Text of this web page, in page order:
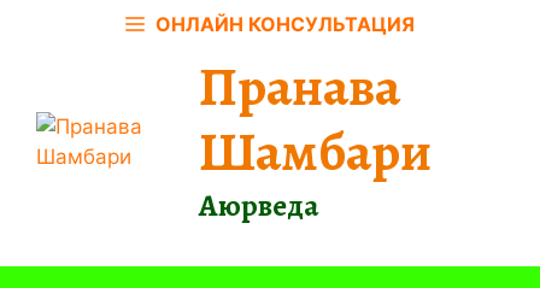
ОНЛАЙН КОНСУЛЬТАЦИЯ
Пранава
Шамбари
Аюрведа